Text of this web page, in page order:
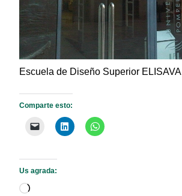
Escuela de Diseño Superior ELISAVA
Comparte esto:
Us agrada:
S'està